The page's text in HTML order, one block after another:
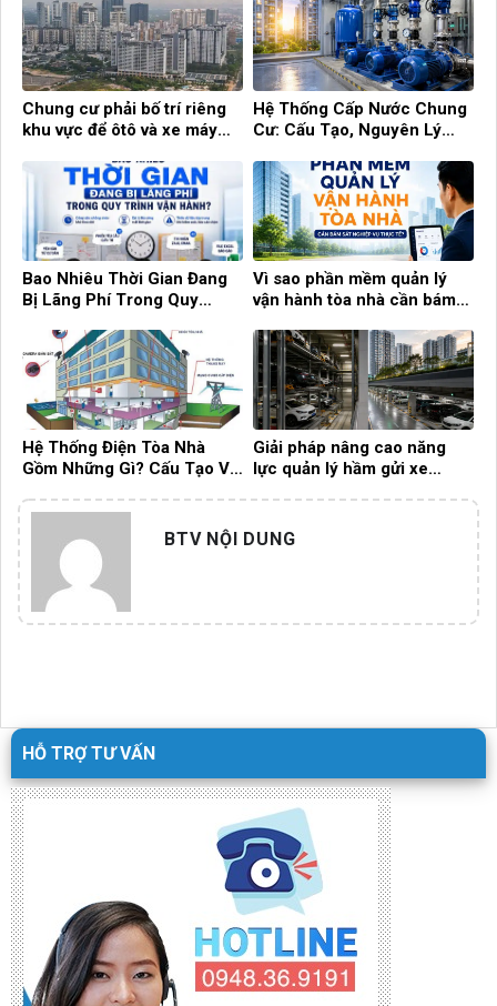
Chung cư phải bố trí riêng
khu vực để ôtô và xe máy
Hệ Thống Cấp Nước Chung
Cư: Cấu Tạo, Nguyên Lý
Hiệu Quả
Bao Nhiêu Thời Gian Đang
Bị Lãng Phí Trong Quy
Vì sao phần mềm quản lý
vận hành tòa nhà cần bám
Hệ Thống Điện Tòa Nhà
Gồm Những Gì? Cấu Tạo Và
Vận Hành
Giải pháp nâng cao năng
lực quản lý hầm gửi xe
BTV NỘI DUNG
HỖ TRỢ TƯ VẤN